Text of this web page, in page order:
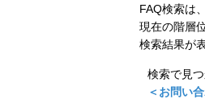
FAQ検索は
現在の階層
検索結果が
検索で見
＜お問い